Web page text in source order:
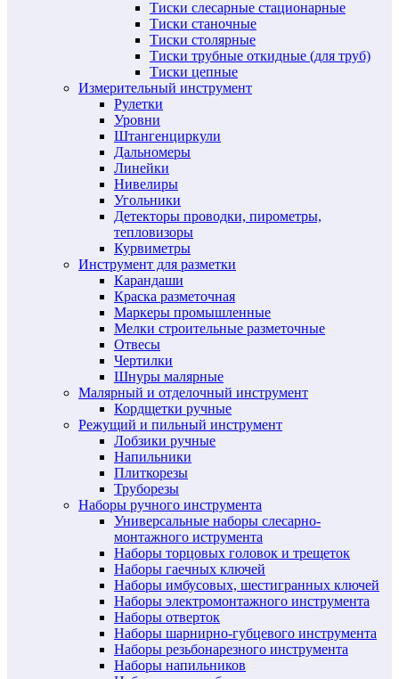
Тиски слесарные стационарные
Тиски станочные
Тиски столярные
Тиски трубные откидные (для труб)
Тиски цепные
Измерительный инструмент
Рулетки
Уровни
Штангенциркули
Дальномеры
Линейки
Нивелиры
Угольники
Детекторы проводки, пирометры,
тепловизоры
Курвиметры
Инструмент для разметки
Карандаши
Краска разметочная
Маркеры промышленные
Мелки строительные разметочные
Отвесы
Чертилки
Шнуры малярные
Малярный и отделочный инструмент
Кордщетки ручные
Режущий и пильный инструмент
Лобзики ручные
Напильники
Плиткорезы
Труборезы
Наборы ручного инструмента
Универсальные наборы слесарно-
монтажного иструмента
Наборы торцовых головок и трещеток
Наборы гаечных ключей
Наборы имбусовых, шестигранных ключей
Наборы электромонтажного инструмента
Наборы отверток
Наборы шарнирно-губцевого инструмента
Наборы резьбонарезного инструмента
Наборы напильников